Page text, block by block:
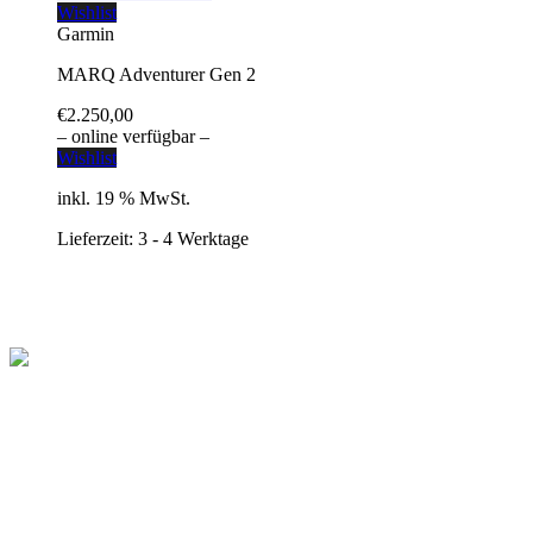
Wishlist
Garmin
MARQ Adventurer Gen 2
€2.250,00
– online verfügbar –
Wishlist
inkl. 19 % MwSt.
Lieferzeit: 3 - 4 Werktage